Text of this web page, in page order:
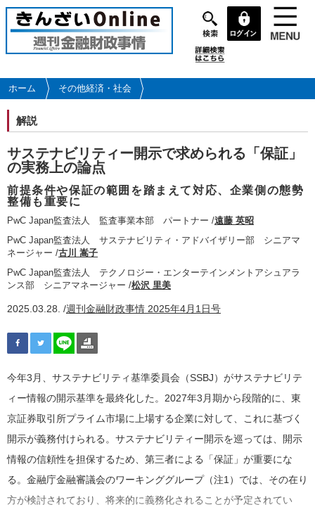
メ
イ
コ
ン
に
移
動
ホーム その他経済・社会
解説
サステナビリティー開示で求められる「保証」
の実務上の論点
前提条件や保証の範囲を踏まえて対応、企業側の態勢
整備も重要に
PwC Japan監査法人 監査事業本部 パートナー /遠藤 英昭
PwC Japan監査法人 サステナビリティ・アドバイザリー部 シニアマ
ネージャー /古川 嵩子
PwC Japan監査法人 テクノロジー・エンターテインメントアシュアラ
ンス部 シニアマネージャー /松沢 里美
2025.03.28. /週刊金融財政事情 2025年4月1日号
今年3月、サステナビリティ基準委員会（SSBJ）がサステナビリテ
ィー情報の開示基準を最終化した。2027年3月期から段階的に、東
京証券取引所プライム市場に上場する企業に対して、これに基づく
開示が義務付けられる。サステナビリティー開示を巡っては、開示
情報の信頼性を担保するため、第三者による「保証」が重要にな
る。金融庁金融審議会のワーキンググループ（注1）では、その在り
方が検討されており、将来的に義務化されることが予定されてい